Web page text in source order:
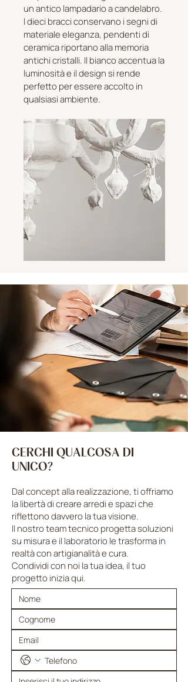
un antico lampadario a candelabro.
I dieci bracci conservano i segni di
materiale eleganza, pendenti di
ceramica riportano alla memoria
antichi cristalli. Il bianco accentua la
luminosità e il design si rende
perfetto per essere accolto in
qualsiasi ambiente.
CERCHI QUALCOSA DI
UNICO?
Dal concept alla realizzazione, ti offriamo
la libertà di creare arredi e spazi che
riflettono davvero la tua visione.
Il nostro team tecnico progetta soluzioni
su misura e il laboratorio le trasforma in
realtà con artigianalità e cura.
Condividi con noi la tua idea, il tuo
progetto inizia qui.